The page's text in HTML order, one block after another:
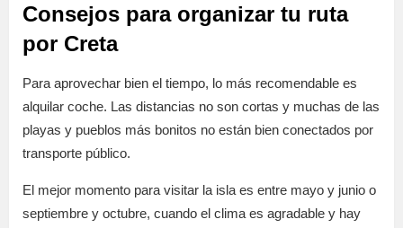
Consejos para organizar tu ruta
por Creta
Para aprovechar bien el tiempo, lo más recomendable es
alquilar coche. Las distancias no son cortas y muchas de las
playas y pueblos más bonitos no están bien conectados por
transporte público.
El mejor momento para visitar la isla es entre mayo y junio o
septiembre y octubre, cuando el clima es agradable y hay